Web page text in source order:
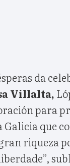
da
Villalta,
para
que
riqueza